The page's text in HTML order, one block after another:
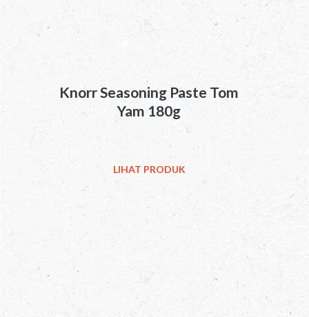
Knorr Seasoning Paste Tom
Yam 180g
LIHAT PRODUK